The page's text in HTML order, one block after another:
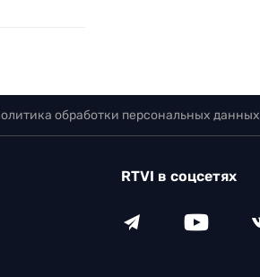
обработки персональных данных
RTVI в соцсетях